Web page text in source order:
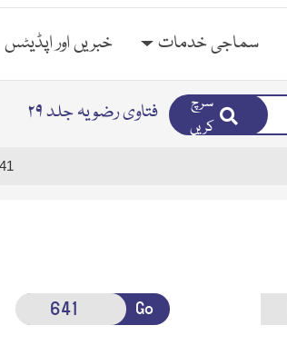
سماجی خدمات خبریں اور اپڈیٹس
فتاوی رضویہ جلد ۲۹
سرچ
کریں
Go